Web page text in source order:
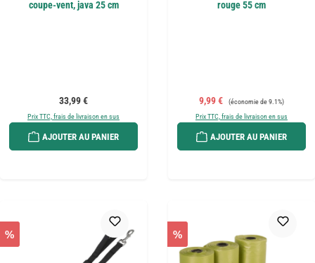
coupe-vent, java 25 cm
Prix régulier :
33,99 €
Prix TTC, frais de livraison en sus
AJOUTER AU PANIER
rouge 55 cm
Prix de vente :
9,99 € Prix régulier :
(économie de 9.1%)
Prix TTC, frais de livraison en sus
AJOUTER AU PANIER
% %